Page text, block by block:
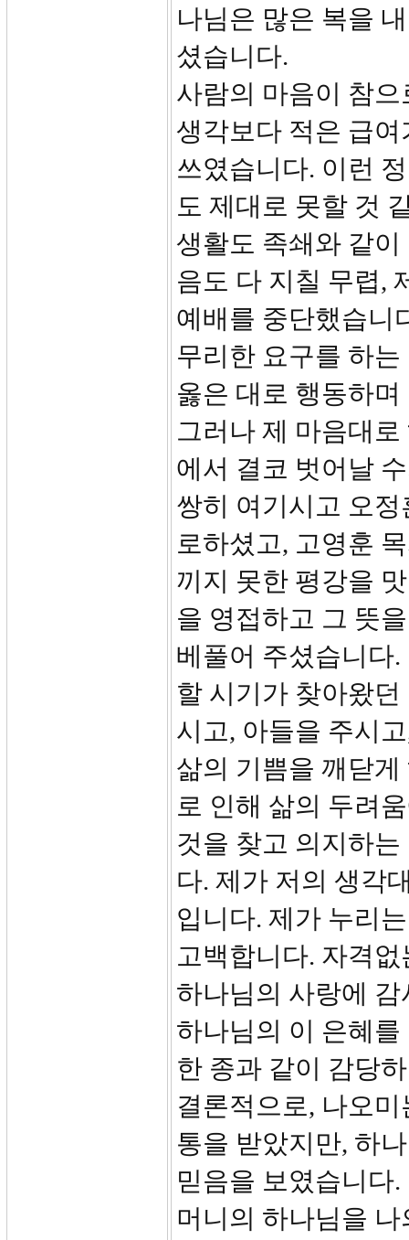
나님은 많은 복을
셨습니다.
사람의 마음이 참
생각보다 적은 급
쓰였습니다. 이런
도 제대로 못할 것
생활도 족쇄와 같
음도 다 지칠 무렵,
예배를 중단했습니
무리한 요구를 하
옳은 대로 행동하
그러나 제 마음대
에서 결코 벗어날
쌍히 여기시고 오
로하셨고, 고영훈
끼지 못한 평강을
을 영접하고 그 뜻
베풀어 주셨습니다
할 시기가 찾아왔
시고, 아들을 주시
삶의 기쁨을 깨닫
로 인해 삶의 두려
것을 찾고 의지하
다. 제가 저의 생각
입니다. 제가 누리
고백합니다. 자격
하나님의 사랑에
하나님의 이 은혜
한 종과 같이 감당
결론적으로, 나오
통을 받았지만, 하
믿음을 보였습니다
머니의 하나님을